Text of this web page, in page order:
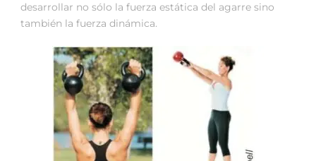
desarrollar no sólo la fuerza estática del agarre sino
también la fuerza dinámica.